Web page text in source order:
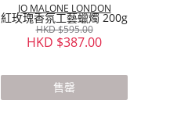
JO MALONE LONDON
紅玫瑰香氛工藝蠟燭 200g
HKD $595.00
HKD $387.00
售罄